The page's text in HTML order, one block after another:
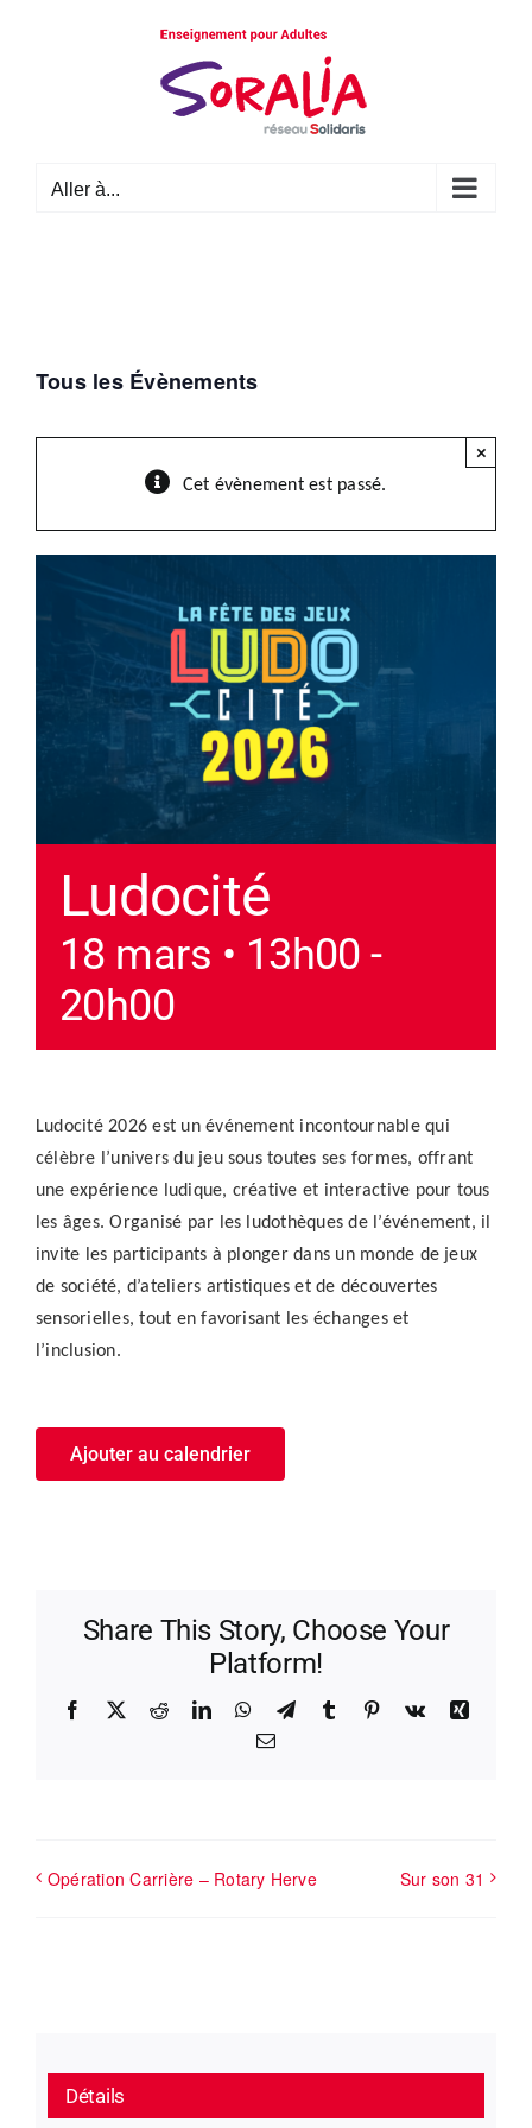
Aller à...
Tous les Évènements
Cet évènement est passé.
×
Ludocité
18 mars • 13h00 -
20h00
Ludocité 2026 est un événement incontournable qui
célèbre l’univers du jeu sous toutes ses formes, offrant
une expérience ludique, créative et interactive pour tous
les âges. Organisé par les ludothèques de l’événement, il
invite les participants à plonger dans un monde de jeux
de société, d’ateliers artistiques et de découvertes
sensorielles, tout en favorisant les échanges et
l’inclusion.
Ajouter au calendrier
Share This Story, Choose Your
Platform!
Facebook
X RedditLinkedInWhatsApp
TelegramTumblr Pinterest
Vk
Xing
Email
Opération Carrière – Rotary Herve Sur son 31
Détails